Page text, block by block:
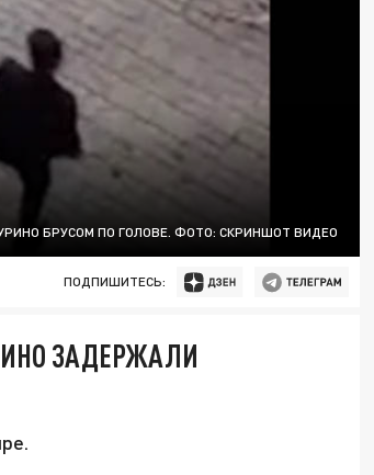
БРУСОМ ПО ГОЛОВЕ. ФОТО: СКРИНШОТ ВИДЕО
ПОДПИШИТЕСЬ:
ЗАДЕРЖАЛИ